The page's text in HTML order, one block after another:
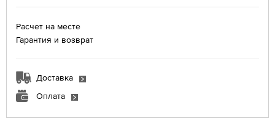
Расчет на месте
Гарантия и возврат
Доставка
Оплата